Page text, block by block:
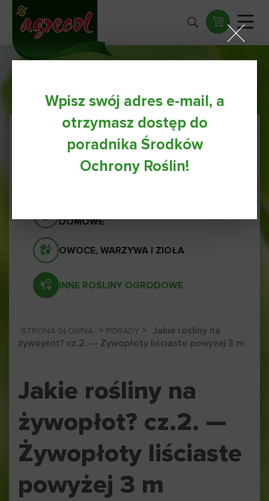
Wpisz swój adres e-mail, a
otrzymasz dostęp do
poradnika Środków
Ochrony Roślin!
WSZYSTKIE PORADY
DOMOWE
OWOCE, WARZYWA I ZIOŁA
INNE ROŚLINY OGRODOWE
STRONA GŁÓWNA > PORADY > Jakie rośliny na
żywopłot? cz.2. — Żywopłoty liściaste powyżej 3 m
Jakie rośliny na
żywopłot? cz.2. —
Żywopłoty liściaste
powyżej 3 m